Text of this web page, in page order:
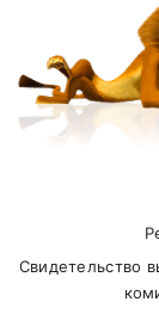
Внимание
суммы
В
Свидетельство